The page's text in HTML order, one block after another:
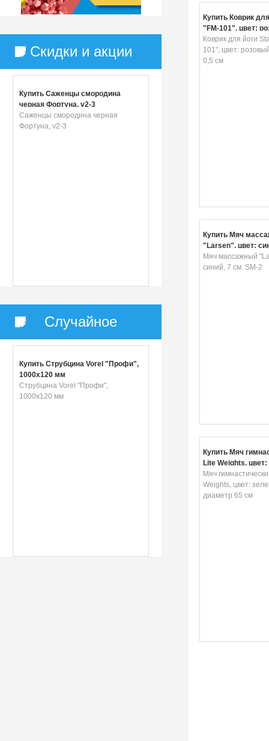
Скидки и акции
Купить Саженцы смородина
черная Фортуна, v2-3
Саженцы смородина черная
Фортуна, v2-3
Случайное
Купить Струбцина Vorel "Профи",
1000x120 мм
Струбцина Vorel "Профи",
1000x120 мм
Купить Коврик
"FM-101", цвет:
х 61 х 0,5 см
Коврик для йоги
101", цвет:
0,5 см
Купить Мяч
"Larsen", цвет:
SM-2
Мяч массажный
синий, 7 см. SM-2
Купить Мяч
Lite Weights,
диаметр 65 см
Мяч
Weights, цвет:
диаметр 65 см